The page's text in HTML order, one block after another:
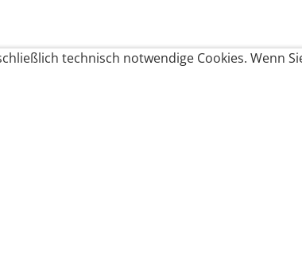
technisch notwendige Cookies. Wenn